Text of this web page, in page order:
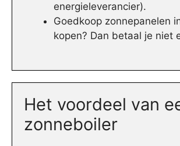
energieleverancier).
Goedkoop zonnepanelen
kopen? Dan betaal je niet
Het voordeel van
zonneboiler